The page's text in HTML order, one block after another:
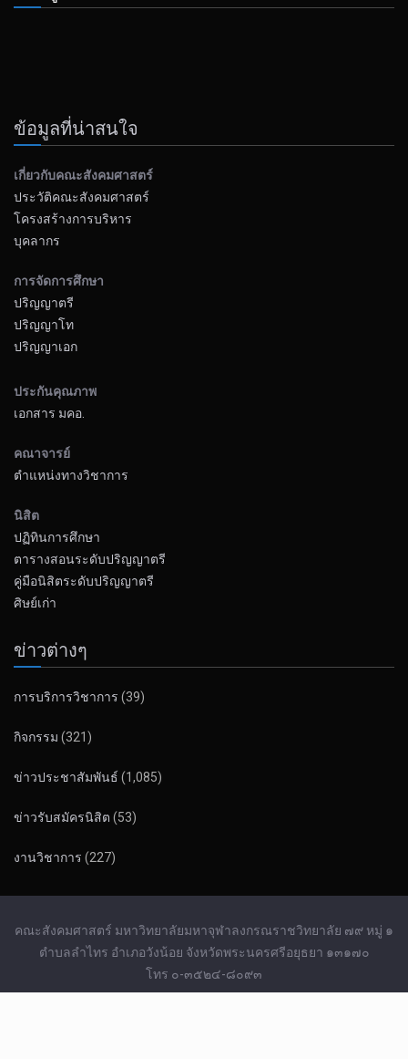
ข้อมูลที่น่าสนใจ
เกี่ยวกับคณะสังคมศาสตร์
ประวัติคณะสังคมศาสตร์
โครงสร้างการบริหาร
บุคลากร
การจัดการศึกษา
ปริญญาตรี
ปริญญาโท
ปริญญาเอก
ประกันคุณภาพ
เอกสาร มคอ.
คณาจารย์
ตำแหน่งทางวิชาการ
นิสิต
ปฏิทินการศึกษา
ตารางสอนระดับปริญญาตรี
คู่มือนิสิตระดับปริญญาตรี
ศิษย์เก่า
ข่าวต่างๆ
การบริการวิชาการ (39)
กิจกรรม (321)
ข่าวประชาสัมพันธ์ (1,085)
ข่าวรับสมัครนิสิต (53)
งานวิชาการ (227)
คณะสังคมศาสตร์ มหาวิทยาลัยมหาจุฬาลงกรณราชวิทยาลัย ๗๙ หมู่ ๑
ตำบลลำไทร อำเภอวังน้อย จังหวัดพระนครศรีอยุธยา ๑๓๑๗๐
โทร ๐-๓๕๒๔-๘๐๙๓